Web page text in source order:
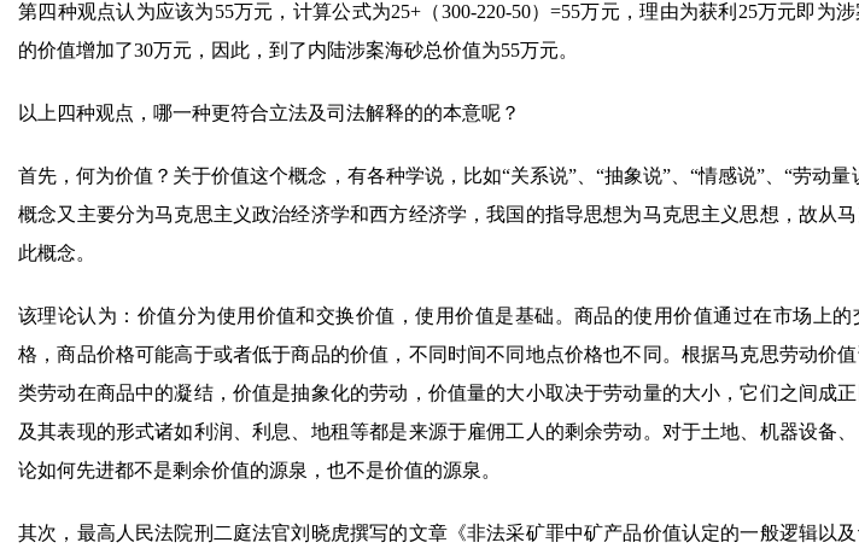
第四种观点认为应该为55万元，计算公式为25+（300-220-50）=55万元，理由为获利25万元即为
的价值增加了30万元，因此，到了内陆涉案海砂总价值为55万元。
以上四种观点，哪一种更符合立法及司法解释的的本意呢？
首先，何为价值？关于价值这个概念，有各种学说，比如“关系说”、“抽象说”、“情感说”、“劳动
概念又主要分为马克思主义政治经济学和西方经济学，我国的指导思想为马克思主义思想，故从
此概念。
该理论认为：价值分为使用价值和交换价值，使用价值是基础。商品的使用价值通过在市场上
格，商品价格可能高于或者低于商品的价值，不同时间不同地点价格也不同。根据马克思劳动价
类劳动在商品中的凝结，价值是抽象化的劳动，价值量的大小取决于劳动量的大小，它们之间成
及其表现的形式诸如利润、利息、地租等都是来源于雇佣工人的剩余劳动。对于土地、机器设备
论如何先进都不是剩余价值的源泉，也不是价值的源泉。
其次，最高人民法院刑二庭法官刘晓虎撰写的文章《非法采矿罪中矿产品价值认定的一般逻辑以